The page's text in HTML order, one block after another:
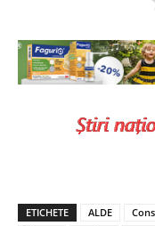
ETICHETE ALDE